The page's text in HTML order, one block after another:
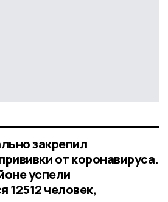
закрепил
от коронавируса.
успели
12512 человек,